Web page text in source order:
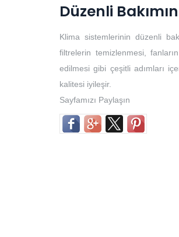
Düzenli
Klima sistemlerinin düzenli
filtrelerin temizlenmesi,
edilmesi gibi çeşitli adımları
kalitesi iyileşir.
Sayfamızı Paylaşın